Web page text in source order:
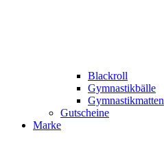
Blackroll
Gymnastikbälle
Gymnastikmatten
Gutscheine
Marke